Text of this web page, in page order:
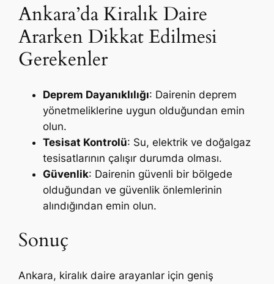
Ankara’da Kiralık Daire
Ararken Dikkat Edilmesi
Gerekenler
Deprem Dayanıklılığı: Dairenin deprem
yönetmeliklerine uygun olduğundan emin
olun.
Tesisat Kontrolü: Su, elektrik ve doğalgaz
tesisatlarının çalışır durumda olması.
Güvenlik: Dairenin güvenli bir bölgede
olduğundan ve güvenlik önlemlerinin
alındığından emin olun.
Sonuç
Ankara, kiralık daire arayanlar için geniş